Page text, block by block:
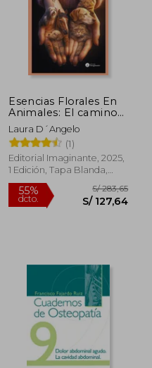
55%
dcto. S/
Esencias Florales En
Animales: El camino
del Terapeuta
Consciente
Laura D´angelo
(1)
Editorial Imaginante, 2025,
1 Edición, Tapa Blanda,
Nuevo